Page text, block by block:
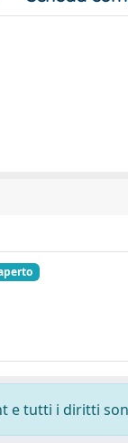
e tutti i diritti